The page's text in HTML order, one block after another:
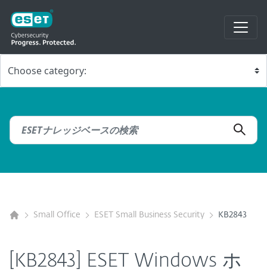
Small Office ESET Small Business Security KB2843
[KB2843] ESET Windows ホ